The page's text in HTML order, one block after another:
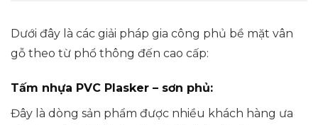
Dưới đây là các giải pháp gia công phủ bề mặt vân
gỗ theo từ phổ thông đến cao cấp:
Tấm nhựa PVC Plasker – sơn phủ:
Đây là dòng sản phẩm được nhiều khách hàng ưa